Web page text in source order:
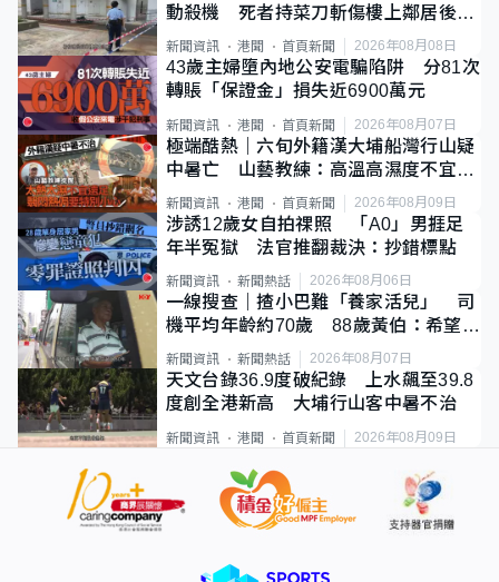
動殺機 死者持菜刀斬傷樓上鄰居後墮
斃
新聞資訊 港聞 首頁新聞 2026年08月08日
43歲主婦墮內地公安電騙陷阱 分81次
轉賬「保證金」損失近6900萬元
新聞資訊 港聞 首頁新聞 2026年08月07日
極端酷熱｜六旬外籍漢大埔船灣行山疑
中暑亡 山藝教練：高溫高濕度不宜遠
足
新聞資訊 港聞 首頁新聞 2026年08月09日
涉誘12歲女自拍祼照 「A0」男捱足
年半冤獄 法官推翻裁決：抄錯標點
新聞資訊 新聞熱話 2026年08月06日
一線搜查｜揸小巴難「養家活兒」 司
機平均年齡約70歲 88歲黃伯：希望一
直揸落去
新聞資訊 新聞熱話 2026年08月07日
天文台錄36.9度破紀錄 上水飆至39.8
度創全港新高 大埔行山客中暑不治
新聞資訊 港聞 首頁新聞 2026年08月09日